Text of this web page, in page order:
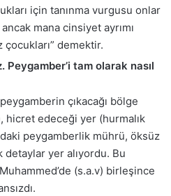
için tanınma vurgusu onlar
mana cinsiyet ayrımı
çocukları” demektir.
Peygamber’i tam olarak nasıl
çıkacağı bölge
hicret edeceği yer (hurmalık
peygamberlik mührü, öksüz
yer alıyordu. Bu
(s.a.v) birleşince